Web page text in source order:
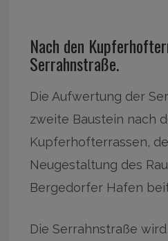
Nach den
Serrahnstraße.
Die Aufwertung der
zweite Baustein nach
Kupferhofterrassen,
Neugestaltung des
Bergedorfer Hafen
Die Serrahnstraße